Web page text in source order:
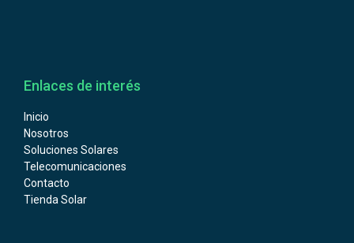
Enlaces de interés
Inicio
Nosotros
Soluciones Solares
Telecomunicaciones
Contacto
Tienda Solar